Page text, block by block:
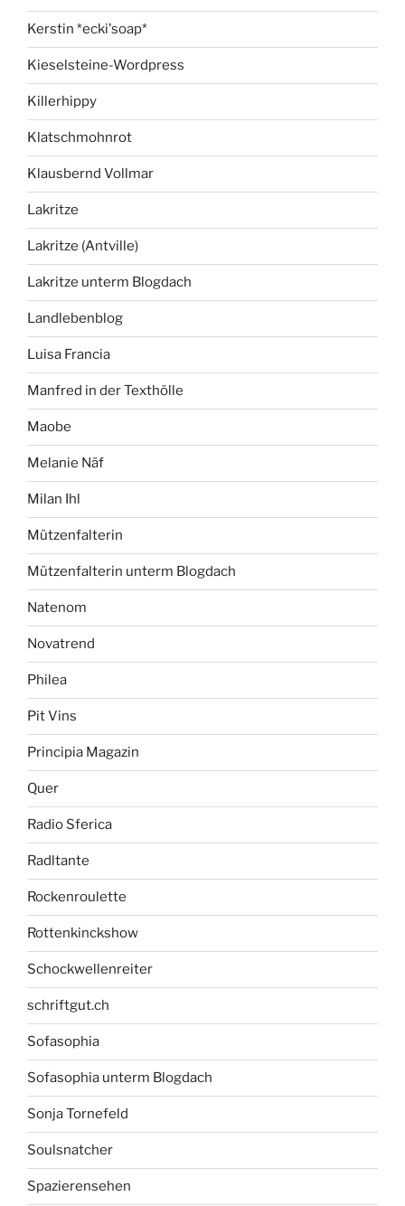
Kerstin *ecki'soap*
Kieselsteine-Wordpress
Killerhippy
Klatschmohnrot
Klausbernd Vollmar
Lakritze
Lakritze (Antville)
Lakritze unterm Blogdach
Landlebenblog
Luisa Francia
Manfred in der Texthölle
Maobe
Melanie Näf
Milan Ihl
Mützenfalterin
Mützenfalterin unterm Blogdach
Natenom
Novatrend
Philea
Pit Vins
Principia Magazin
Quer
Radio Sferica
Radltante
Rockenroulette
Rottenkinckshow
Schockwellenreiter
schriftgut.ch
Sofasophia
Sofasophia unterm Blogdach
Sonja Tornefeld
Soulsnatcher
Spazierensehen